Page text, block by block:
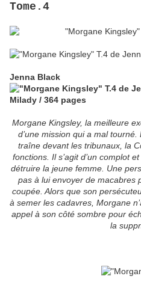
Tome.4
Jenna Black
Milady / 364 pages
Morgane Kingsley, la meilleure
d’une mission qui a mal
traîne devant les tribunaux, la
fonctions. Il s’agit d’un complot
détruire la jeune femme. Une
pas à lui envoyer de
coupée. Alors que son
à semer les cadavres, Morgane
appel à son côté sombre pour
la